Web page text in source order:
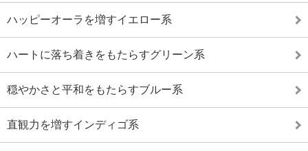
ハッピーオーラを増すイエロー系
ハートに落ち着きをもたらすグリーン系
穏やかさと平和をもたらすブルー系
直観力を増すインディゴ系